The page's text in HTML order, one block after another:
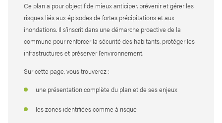
Ce plan a pour objectif de mieux anticiper, prévenir et gérer les
risques liés aux épisodes de fortes précipitations et aux
inondations. Il s’inscrit dans une démarche proactive de la
commune pour renforcer la sécurité des habitants, protéger les
infrastructures et préserver l’environnement.
Sur cette page, vous trouverez :
une présentation complète du plan et de ses enjeux
les zones identifiées comme à risque